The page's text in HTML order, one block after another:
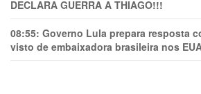
DECLARA GUERRA A THIAGO!!!
08:55: Governo Lula prepara resposta
visto de embaixadora brasileira nos